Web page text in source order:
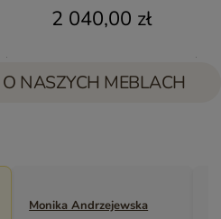
2 040,00 zł
NASZYCH MEBLACH
Monika Andrzejewska